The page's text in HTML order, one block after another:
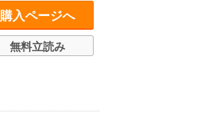
購入ページへ
無料立読み